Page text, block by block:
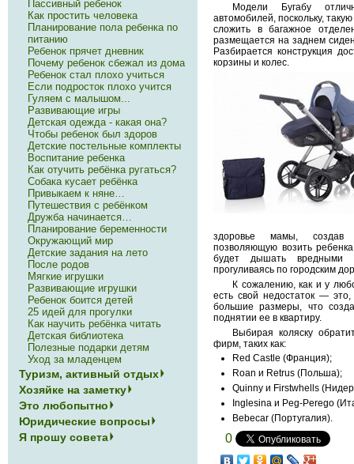
Модели Бугабу
автомобилей, поскольку,
сложить в багажное
размещается на заднем
Разбирается конструкция
корзины и колес.
здоровье мамы, создав
позволяющую возить
будет дышать вредными
прогуливаясь по городским
К сожалению, как и у
есть свой недостаток —
большие размеры, что
поднятии ее в квартиру.
Выбирая коляску
фирм, таких как:
Red Castle (Франция);
Roan и Retrus (Польша);
Quinny и Firstwhells
Inglesina и Peg-Perego
Bebecar (Португалия).
0
Пассивный ребенок
Как простить человека
Планирование пола ребенка по
питанию
Ребенок прячет дневник
Почему ребенок сбежал из дома
Ребенок стал плохо учиться
Если подросток плохо учится
Гуляем с малышом...
Развивающие игры
Детская одежда - какая она?
Чтобы ребенок был здоров
Детские постельные комплекты
Воспитание ребенка
Как отучить ребёнка ругаться?
Cобака кусает ребёнка
Привыкаем к няне…
Путешествия с ребёнком
Дружба начинается…
Планирование беременности
Окружающий мир
Детские задания на лето
После родов
Мягкие игрушки
Развивающие игрушки
Ребенок боится детей
25 идей для прогулки
Как научить ребёнка читать
Детская библиотека
Полезные подарки детям
Уход за младенцем
Туризм, активный отдых
Хозяйке на заметку
Это любопытно
Юридические вопросы
Я прошу совета